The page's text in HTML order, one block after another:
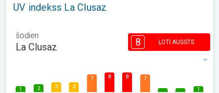
UV indekss La Clusaz
šodien
La Clusaz 8 ĻOTI AUGSTS
1 2 3 3
7 8 8 7
1